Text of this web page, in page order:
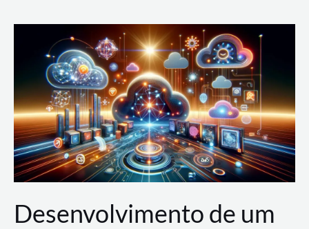
Nuvem:
Google
Cloud,
AWS
e
Azure
Desenvolvimento de um